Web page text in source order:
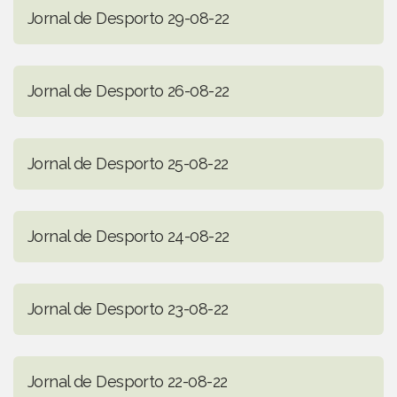
Jornal de Desporto 29-08-22
Jornal de Desporto 26-08-22
Jornal de Desporto 25-08-22
Jornal de Desporto 24-08-22
Jornal de Desporto 23-08-22
Jornal de Desporto 22-08-22